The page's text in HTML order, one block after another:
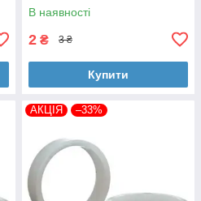
В наявності
2 ₴ 3 ₴
Купити
АКЦІЯ –33%